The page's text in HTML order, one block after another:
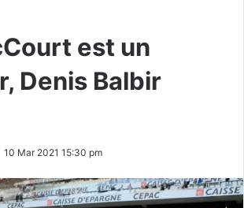
est un
Denis Balbir
10 Mar 2021 15:30 pm